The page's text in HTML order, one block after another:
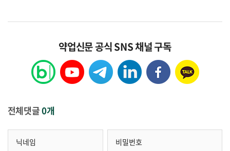
약업신문 공식 SNS 채널 구독
전체댓글0개